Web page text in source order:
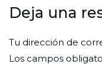
entradas
Deja una
Tu dirección de
Los campos